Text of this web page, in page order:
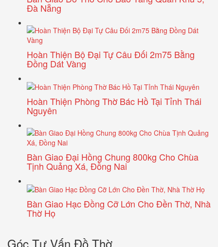
Đà Nẵng
Hoàn Thiện Bộ Đại Tự Câu Đối 2m75 Bằng
Đồng Dát Vàng
Hoàn Thiện Phòng Thờ Bác Hồ Tại Tỉnh Thái
Nguyên
Bàn Giao Đại Hồng Chung 800kg Cho Chùa
Tịnh Quảng Xá, Đồng Nai
Bàn Giao Hạc Đồng Cỡ Lớn Cho Đền Thờ, Nhà
Thờ Họ
Góc Tư Vấn Đồ Thờ